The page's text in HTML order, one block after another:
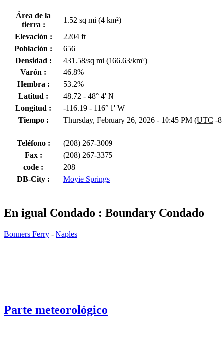
Área de la
tierra :
1.52 sq mi (4 km²)
Elevación :
2204 ft
Población :
656
Densidad :
431.58/sq mi (166.63/km²)
Varón :
46.8%
Hembra :
53.2%
Latitud :
48.72 - 48° 4' N
Longitud :
-116.19 - 116° 1' W
Tiempo :
Thursday, February 26, 2026 - 10:45 PM (UTC -
Teléfono :
(208) 267-3009
Fax :
(208) 267-3375
code :
208
DB-City :
Moyie Springs
En igual Condado : Boundary Condado
Bonners Ferry - Naples
Parte meteorológico